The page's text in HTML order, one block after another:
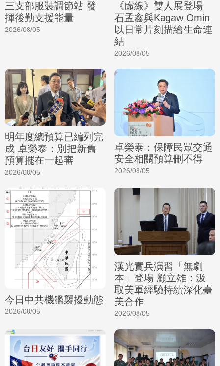
三支部服裝調節站 發
揮後勤支援能量
2026/08/05
《虛線》雙人展登場
石孟鑫與Kagaw Omin
以日常片刻描繪生命連
結
2026/08/05
明年度總預算已編列完
成 卓榮泰：別把新舊
預算擺在一起審
2026/08/05
卓榮泰：保障民眾交通
安全相關預算刪不得
2026/08/05
今日中共機艦襲擾動態
2026/08/05
漢光實兵演習「無劇
本」登場 顧立雄：汲
取美軍經驗持續深化臺
美合作
2026/08/05